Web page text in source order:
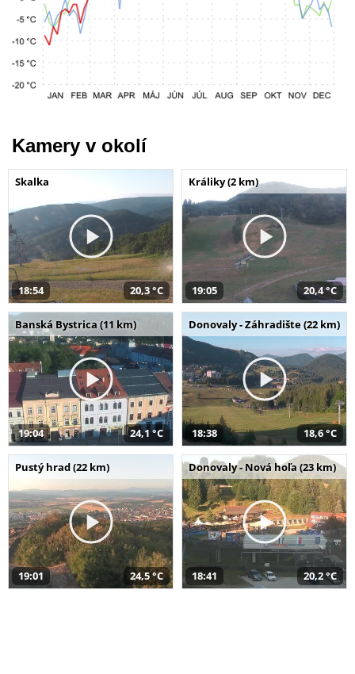
Kamery v okolí
Skalka
18:54 20,3 °C
Králiky (2 km)
19:05 20,4 °C
Banská Bystrica (11 km)
19:04 24,1 °C
Donovaly - Záhradište (22 km)
18:38 18,6 °C
Pustý hrad (22 km)
19:01 24,5 °C
Donovaly - Nová hoľa (23 km)
18:41 20,2 °C